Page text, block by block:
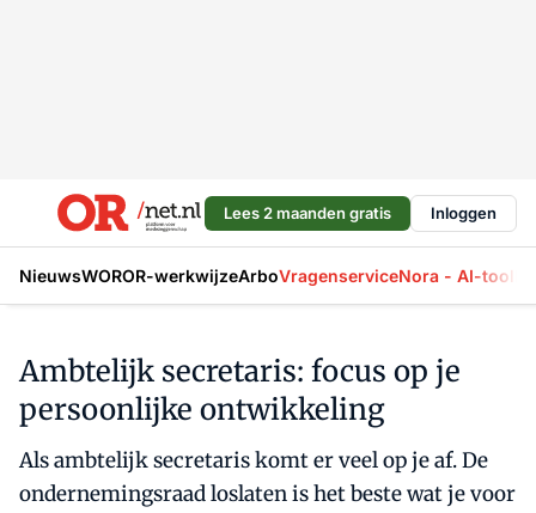
Lees 2 maanden gratis Inloggen
NieuwsWOROR-werkwijzeArboVragenserviceNora - AI-tool
Ambtelijk secretaris: focus op je
persoonlijke ontwikkeling
Als ambtelijk secretaris komt er veel op je af. De
ondernemingsraad loslaten is het beste wat je voor